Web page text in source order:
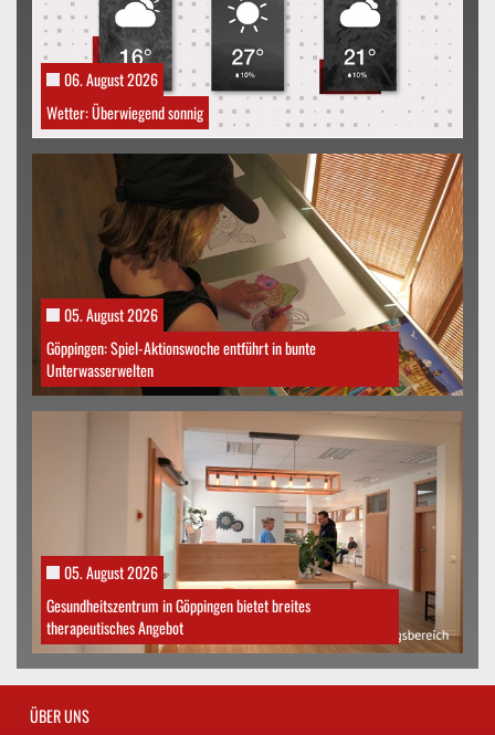
06. August 2026
Wetter: Überwiegend sonnig
05. August 2026
Göppingen: Spiel-Aktionswoche entführt in bunte
Unterwasserwelten
05. August 2026
Gesundheitszentrum in Göppingen bietet breites
therapeutisches Angebot
ÜBER UNS